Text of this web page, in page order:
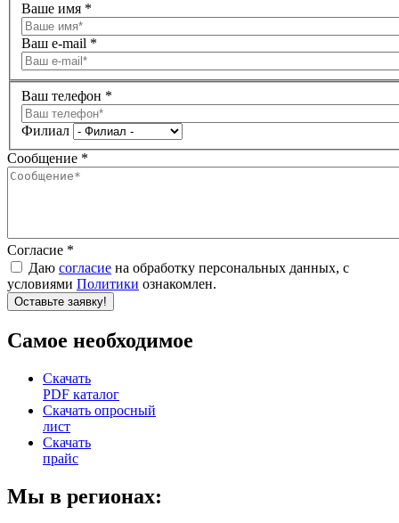
Ваше имя *
Ваш e-mail *
Ваш телефон *
Филиал
Сообщение *
Согласие *
Даю согласие на обработку персональных данных, c
условиями Политики ознакомлен.
re
Самое необходимое
Скачать
PDF каталог
Скачать опросный
лист
Скачать
прайс
Мы в регионах: